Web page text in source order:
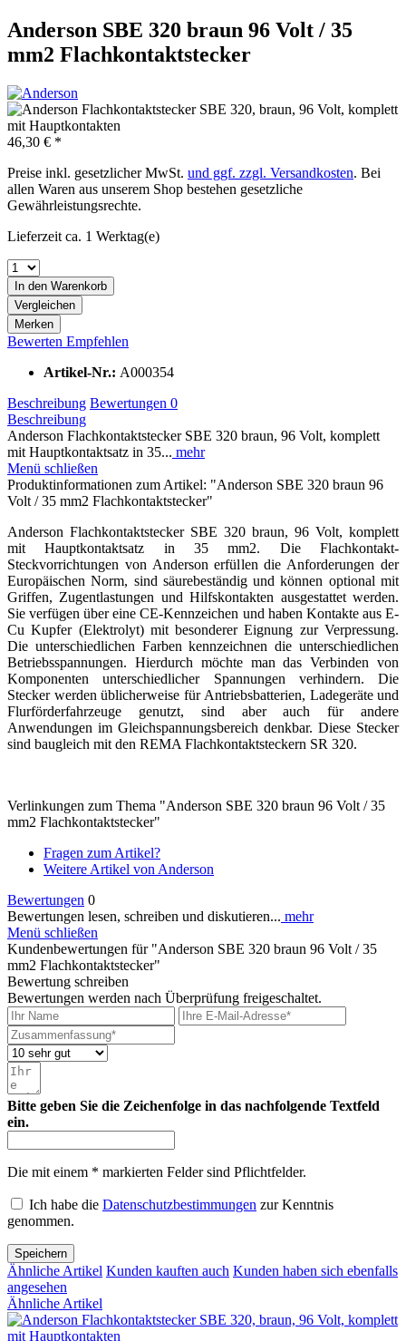
Anderson SBE 320 braun 96 Volt / 35
mm2 Flachkontaktstecker
46,30 € *
Preise inkl. gesetzlicher MwSt. und ggf. zzgl. Versandkosten. Bei
allen Waren aus unserem Shop bestehen gesetzliche
Gewährleistungsrechte.
Lieferzeit ca. 1 Werktag(e)
In den Warenkorb
Vergleichen
Merken
Bewerten Empfehlen
Artikel-Nr.: A000354
Beschreibung Bewertungen 0
Beschreibung
Anderson Flachkontaktstecker SBE 320 braun, 96 Volt, komplett
mit Hauptkontaktsatz in 35... mehr
Menü schließen
Produktinformationen zum Artikel: "Anderson SBE 320 braun 96
Volt / 35 mm2 Flachkontaktstecker"
Anderson Flachkontaktstecker SBE 320 braun, 96 Volt, komplett
mit Hauptkontaktsatz in 35 mm2. Die Flachkontakt-
Steckvorrichtungen von Anderson erfüllen die Anforderungen der
Europäischen Norm, sind säurebeständig und können optional mit
Griffen, Zugentlastungen und Hilfskontakten ausgestattet werden.
Sie verfügen über eine CE-Kennzeichen und haben Kontakte aus E-
Cu Kupfer (Elektrolyt) mit besonderer Eignung zur Verpressung.
Die unterschiedlichen Farben kennzeichnen die unterschiedlichen
Betriebsspannungen. Hierdurch möchte man das Verbinden von
Komponenten unterschiedlicher Spannungen verhindern. Die
Stecker werden üblicherweise für Antriebsbatterien, Ladegeräte und
Flurförderfahrzeuge genutzt, sind aber auch für andere
Anwendungen im Gleichspannungsbereich denkbar. Diese Stecker
sind baugleich mit den REMA Flachkontaktsteckern SR 320.
Verlinkungen zum Thema "Anderson SBE 320 braun 96 Volt / 35
mm2 Flachkontaktstecker"
Fragen zum Artikel?
Weitere Artikel von Anderson
Bewertungen 0
Bewertungen lesen, schreiben und diskutieren... mehr
Menü schließen
Kundenbewertungen für "Anderson SBE 320 braun 96 Volt / 35
mm2 Flachkontaktstecker"
Bewertung schreiben
Bewertungen werden nach Überprüfung freigeschaltet.
Bitte geben Sie die Zeichenfolge in das nachfolgende Textfeld
ein.
Die mit einem * markierten Felder sind Pflichtfelder.
Ich habe die Datenschutzbestimmungen zur Kenntnis
genommen.
Speichern
Ähnliche Artikel Kunden kauften auch Kunden haben sich ebenfalls
angesehen
Ähnliche Artikel